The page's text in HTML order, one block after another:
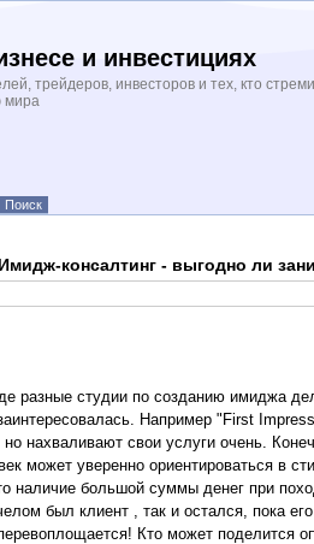
и инвестициях
трейдеров, инвесторов и тех, кто
мира
Поиск
консалтинг - выгодно ли
разные студии по созданию имиджа
Например "First
нахваливают свои услуги очень.
может уверенно ориентироваться в
наличие большой суммы денег при
был клиент , так и остался, пока
Кто может поделится